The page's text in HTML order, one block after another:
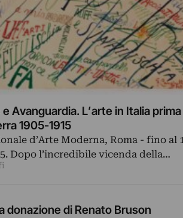
Avanguardia. L’arte in Italia
1905-1915
d’Arte Moderna, Roma - fino al
Dopo l’incredibile vicenda della…
donazione di Renato Bruson